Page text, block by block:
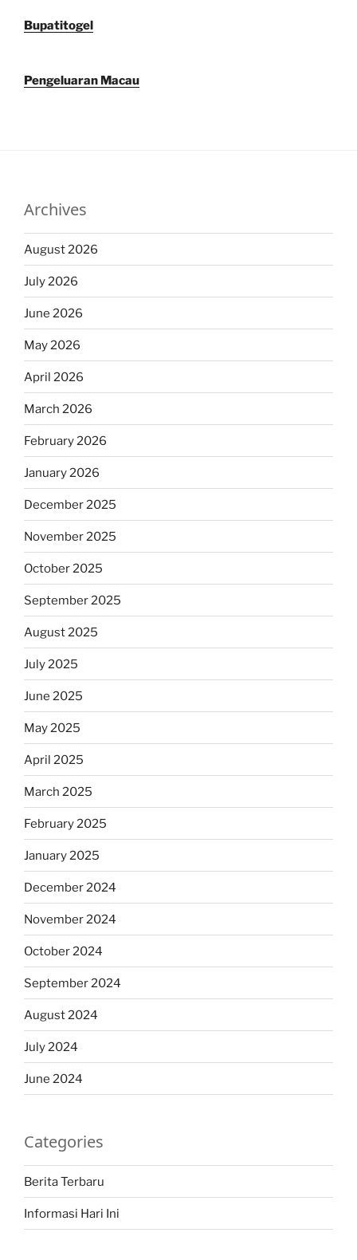
Bupatitogel
Pengeluaran Macau
Archives
August 2026
July 2026
June 2026
May 2026
April 2026
March 2026
February 2026
January 2026
December 2025
November 2025
October 2025
September 2025
August 2025
July 2025
June 2025
May 2025
April 2025
March 2025
February 2025
January 2025
December 2024
November 2024
October 2024
September 2024
August 2024
July 2024
June 2024
Categories
Berita Terbaru
Informasi Hari Ini